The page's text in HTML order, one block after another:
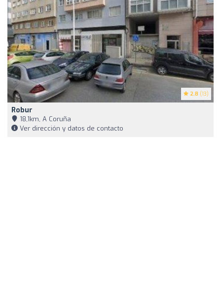
2.8 (13)
Robur
18,1km, A Coruña
Ver dirección y datos de contacto